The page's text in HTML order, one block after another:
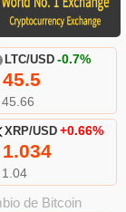
LTC/USD -0.7%
XRP/USD +0.66%
de Bitcoin